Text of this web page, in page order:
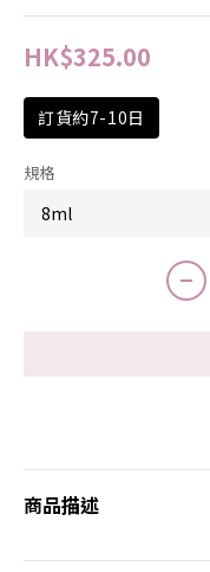
HK$325.00
訂貨約7-10日
規格
商品描述